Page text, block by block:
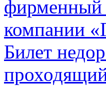
фирменный
компании
Билет